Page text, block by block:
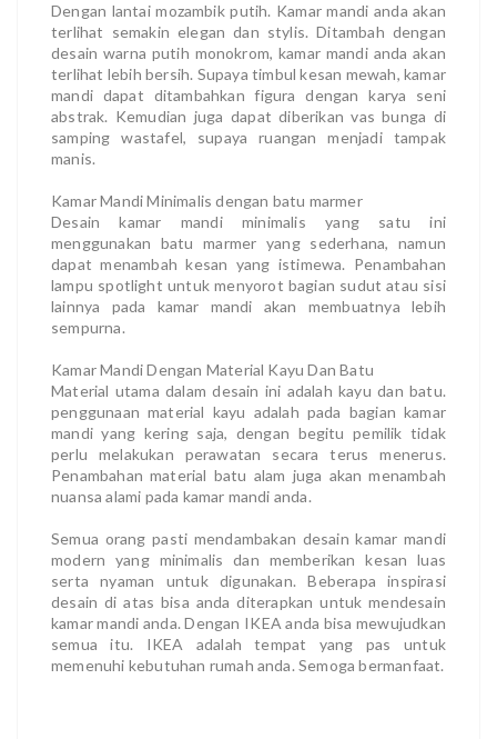
Dengan lantai mozambik putih. Kamar mandi anda akan
terlihat semakin elegan dan stylis. Ditambah dengan
desain warna putih monokrom, kamar mandi anda akan
terlihat lebih bersih. Supaya timbul kesan mewah, kamar
mandi dapat ditambahkan figura dengan karya seni
abstrak. Kemudian juga dapat diberikan vas bunga di
samping wastafel, supaya ruangan menjadi tampak
manis.
Kamar Mandi Minimalis dengan batu marmer
Desain kamar mandi minimalis yang satu ini
menggunakan batu marmer yang sederhana, namun
dapat menambah kesan yang istimewa. Penambahan
lampu spotlight untuk menyorot bagian sudut atau sisi
lainnya pada kamar mandi akan membuatnya lebih
sempurna.
Kamar Mandi Dengan Material Kayu Dan Batu
Material utama dalam desain ini adalah kayu dan batu.
penggunaan material kayu adalah pada bagian kamar
mandi yang kering saja, dengan begitu pemilik tidak
perlu melakukan perawatan secara terus menerus.
Penambahan material batu alam juga akan menambah
nuansa alami pada kamar mandi anda.
Semua orang pasti mendambakan desain kamar mandi
modern yang minimalis dan memberikan kesan luas
serta nyaman untuk digunakan. Beberapa inspirasi
desain di atas bisa anda diterapkan untuk mendesain
kamar mandi anda. Dengan IKEA anda bisa mewujudkan
semua itu. IKEA adalah tempat yang pas untuk
memenuhi kebutuhan rumah anda. Semoga bermanfaat.